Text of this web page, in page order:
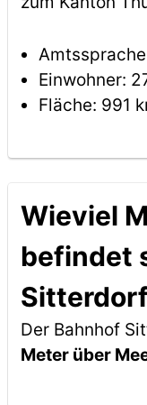
Einwohner:
Fläche: 991
Wieviel
befindet
Der Bahnhof
Meter über